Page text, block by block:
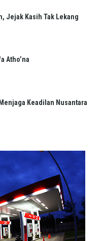
Jejak Kasih Tak Lekang
Atho’na
Keadilan Nusantara